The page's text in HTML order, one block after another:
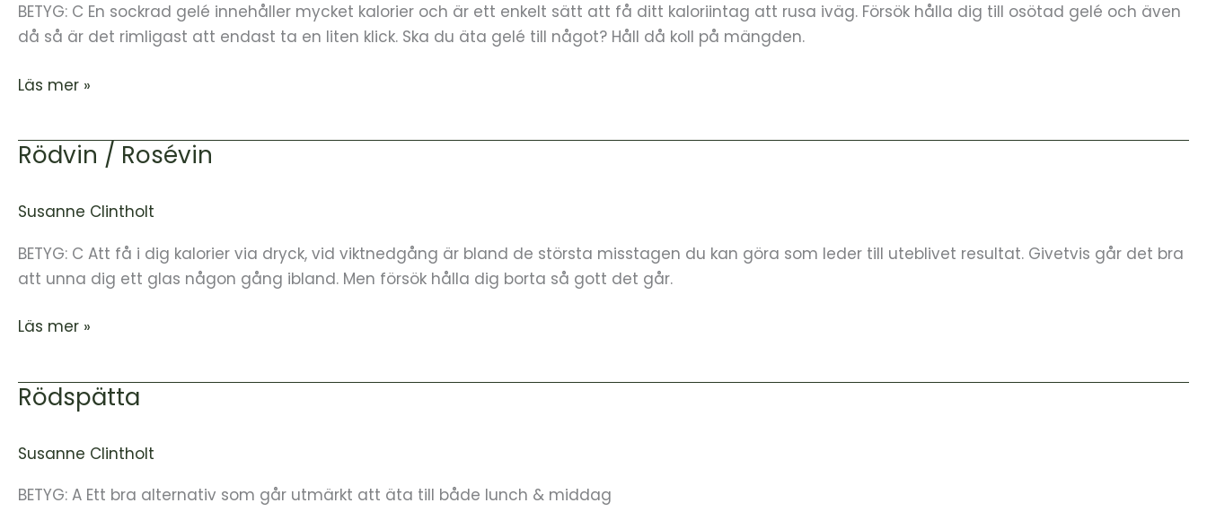
BETYG: C En sockrad gelé innehåller mycket kalorier och är ett enkelt sätt att få ditt kaloriintag att rusa iväg. Försök hålla dig till osötad gelé och även
då så är det rimligast att endast ta en liten klick. Ska du äta gelé till något? Håll då koll på mängden.
Läs mer »
Rödvin / Rosévin
Susanne Clintholt
BETYG: C Att få i dig kalorier via dryck, vid viktnedgång är bland de största misstagen du kan göra som leder till uteblivet resultat. Givetvis går det bra
att unna dig ett glas någon gång ibland. Men försök hålla dig borta så gott det går.
Rödvin
Rosévin
Läs mer »
Rödspätta
Susanne Clintholt
BETYG: A Ett bra alternativ som går utmärkt att äta till både lunch & middag
Rödspätta